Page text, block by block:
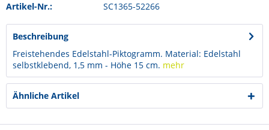
Artikel-Nr.: SC1365-52266
Beschreibung
Freistehendes Edelstahl-Piktogramm. Material: Edelstahl
selbstklebend, 1,5 mm - Höhe 15 cm. mehr
Ähnliche Artikel